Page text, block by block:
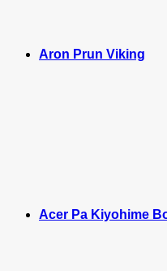
Aron Prun Viking
Acer Pa Kiyohime